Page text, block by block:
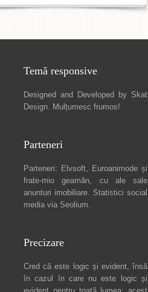
Temă responsive
Designed and Developed by Skat
Design. Mulțumesc frumos!
Parteneri
Parteneri: Elvsoft, Euroanimode și
frate-mio geamăn, cu ale sale
anunturi imobiliare. Statistici social
media via Seolium.
Precizare
Cred că este logic și evident, însă
în cazul în care nu este logic și